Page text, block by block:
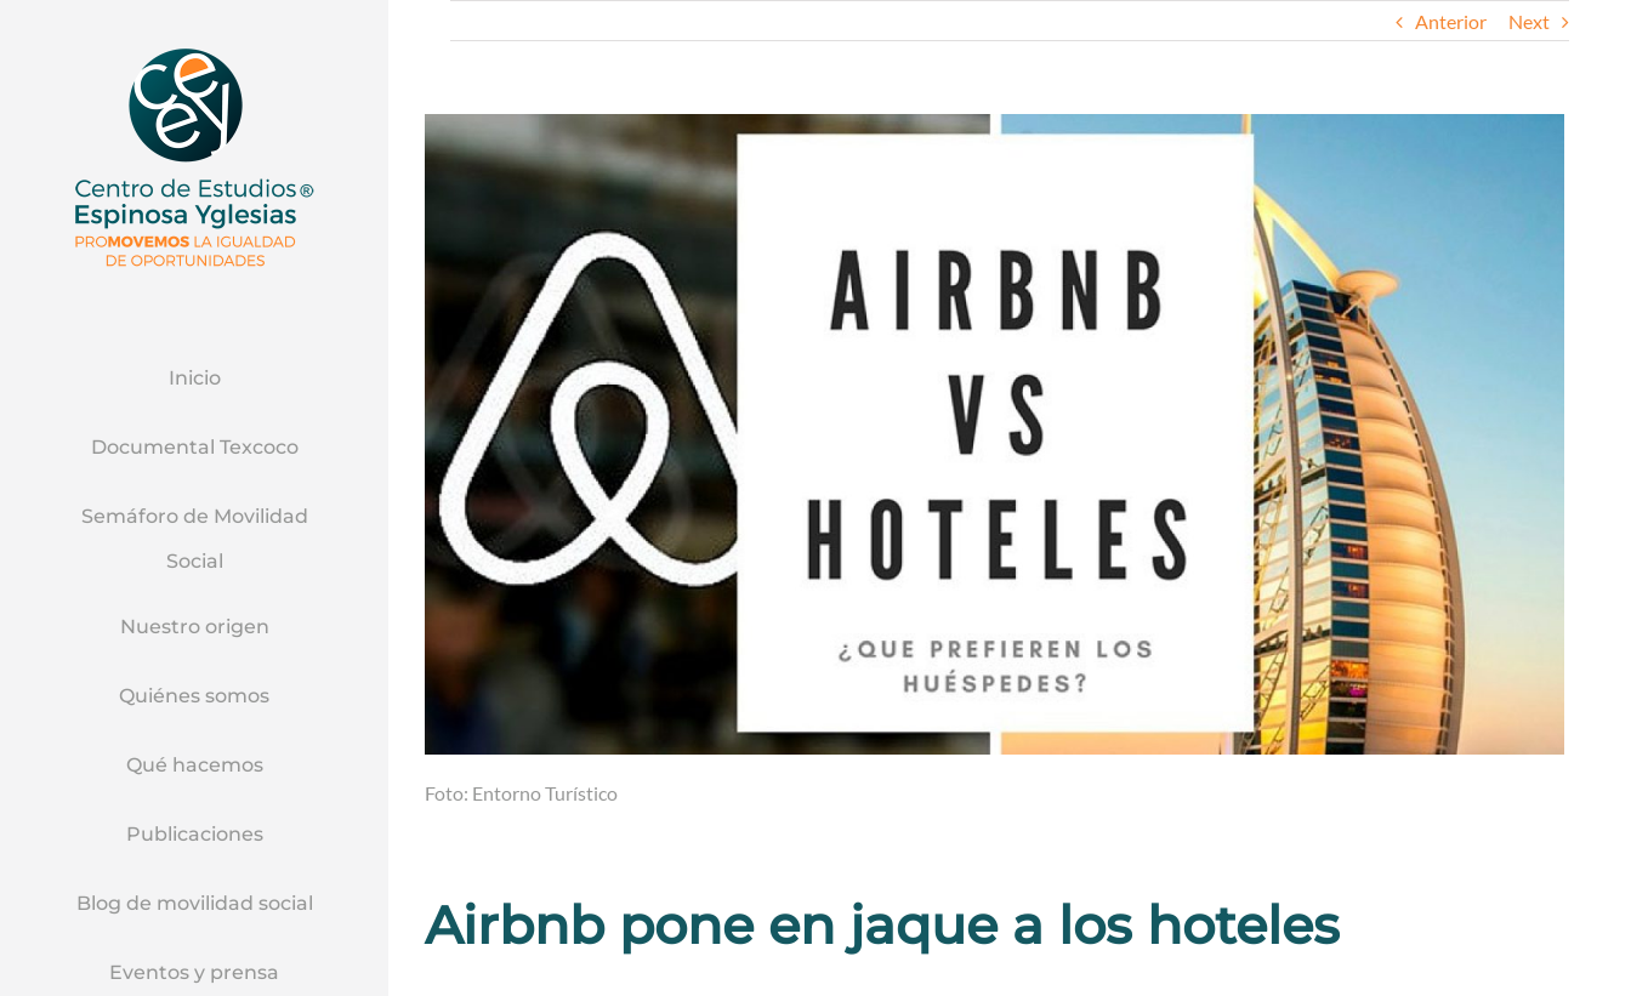
Inicio
Documental Texcoco
Semáforo de Movilidad
Social
Nuestro origen
Quiénes somos
Qué hacemos
Publicaciones
Blog de movilidad social
Eventos y prensa
Anterior Next
Foto: Entorno Turístico
Airbnb pone en jaque a los hoteles